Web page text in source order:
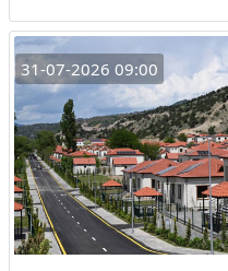
31-07-2026 09:00